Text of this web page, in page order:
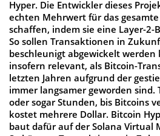
Hyper. Die Entwickler dieses
echten Mehrwert für das
schaffen, indem sie eine Layer-2-
So sollen Transaktionen in
beschleunigt abgewickelt werden
insofern relevant, als Bitcoin-
letzten Jahren aufgrund der
immer langsamer geworden
oder sogar Stunden, bis Bitcoins
kostet mehrere Dollar. Bitcoin
baut dafür auf der Solana Virtual